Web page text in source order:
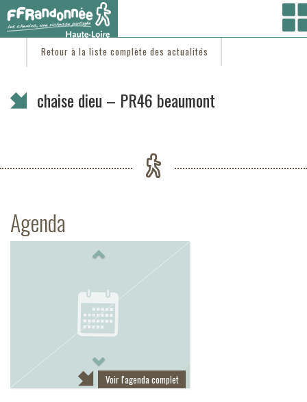
Vous êtes ici :Accueil/C'est d'actu
Retour à la liste complète des actualités
chaise dieu – PR46 beaumont
Agenda
Voir l'agenda complet